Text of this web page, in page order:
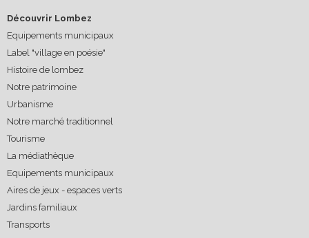
Découvrir Lombez
Equipements municipaux
Label "village en poésie"
Histoire de lombez
Notre patrimoine
Urbanisme
Notre marché traditionnel
Tourisme
La médiathèque
Equipements municipaux
Aires de jeux - espaces verts
Jardins familiaux
Transports